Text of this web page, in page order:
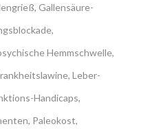
, Gallensäure-
,
Hemmschwelle,
, Leber-
Handicaps,
, Paleokost,